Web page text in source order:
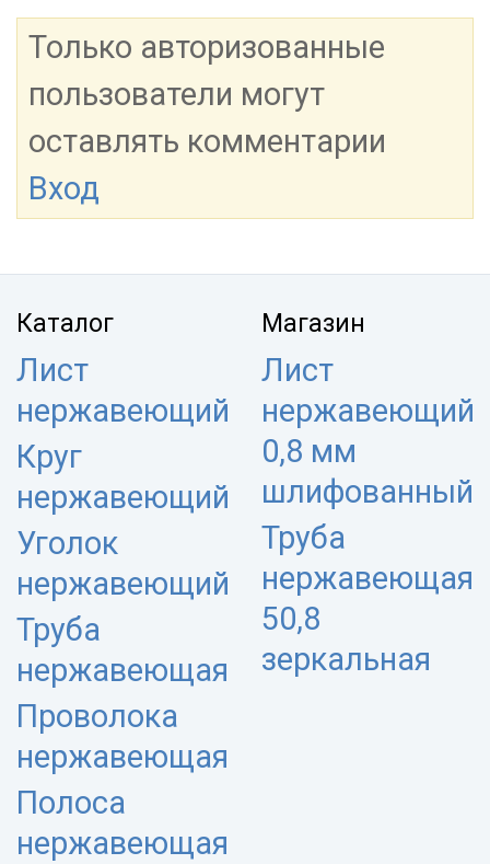
Только авторизованные
пользователи могут
оставлять комментарии
Вход
Каталог
Лист
нержавеющий
Круг
нержавеющий
Уголок
нержавеющий
Труба
нержавеющая
Проволока
нержавеющая
Полоса
нержавеющая
Магазин
Лист
нержавеющий
0,8 мм
шлифованный
Труба
нержавеющая
50,8
зеркальная